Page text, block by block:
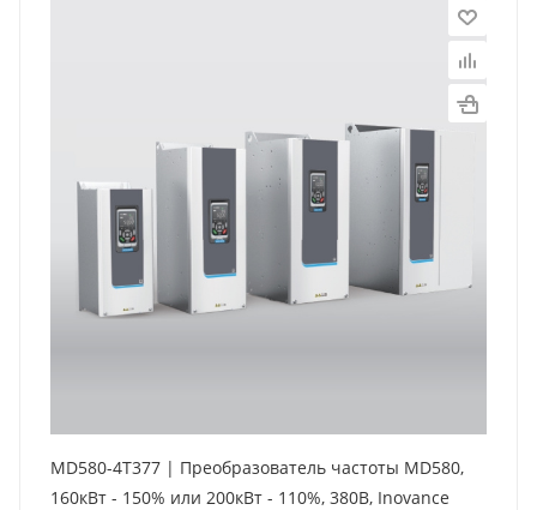
MD580-4T377 | Преобразователь частоты MD580,
160кВт - 150% или 200кВт - 110%, 380В, Inovance